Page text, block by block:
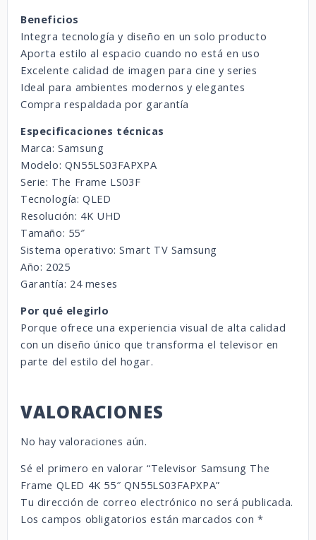
Beneficios
Integra tecnología y diseño en un solo producto
Aporta estilo al espacio cuando no está en uso
Excelente calidad de imagen para cine y series
Ideal para ambientes modernos y elegantes
Compra respaldada por garantía
Especificaciones técnicas
Marca: Samsung
Modelo: QN55LS03FAPXPA
Serie: The Frame LS03F
Tecnología: QLED
Resolución: 4K UHD
Tamaño: 55″
Sistema operativo: Smart TV Samsung
Año: 2025
Garantía: 24 meses
Por qué elegirlo
Porque ofrece una experiencia visual de alta calidad
con un diseño único que transforma el televisor en
parte del estilo del hogar.
VALORACIONES
No hay valoraciones aún.
Sé el primero en valorar “Televisor Samsung The
Frame QLED 4K 55″ QN55LS03FAPXPA”
Tu dirección de correo electrónico no será publicada.
Los campos obligatorios están marcados con *